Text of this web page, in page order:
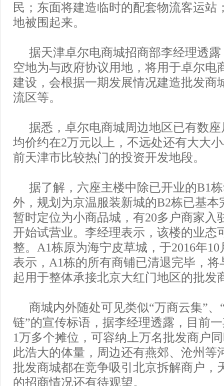
民；东面将建造临时的配套物流客运站
地被围起来。
据天津卓尔电商城招商部李经理透露
空地为与政府协议用地，将用于卓尔电
建设，会根据一期发展情况建造批发商
流区等。
据悉，卓尔电商城周边地区已有数
均价约在2万元以上，不远处还有大大
前天津市比较热门的投资开发地段。
据了解，六座主楼中除已开业的B1
外，规划为京温服装新城的B2栋已基本
暂时定位为小商品城，有20多户商家入
开始试营业。李经理表示，该楼的业态
整。A1栋原为海宁皮草城，于2016年
表示，A1栋的所有商铺已清退完毕，将
起用于整体承接北京大红门地区的批发
商城内外随处可见类似“万商云集”、
链”的宣传标语，据李经理透露，目前
1万多个摊位，可容纳上万名批发商户
此浩大的体量，周边还有燕郊、沧州等
批发商城都在竞争吸引北京拆解商户，
的招商情况还有待观望。